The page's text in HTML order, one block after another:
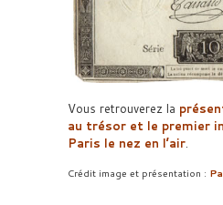
Vous retrouverez la
au trésor et le premier
Paris le nez en l’air.
Crédit image et présentation :